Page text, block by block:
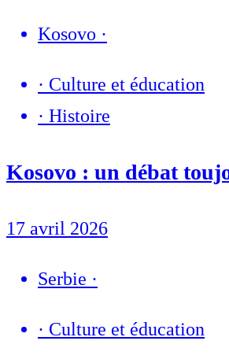
Kosovo ·
· Culture et éducation
· Histoire
Kosovo : un débat
17 avril 2026
Serbie ·
· Culture et éducation